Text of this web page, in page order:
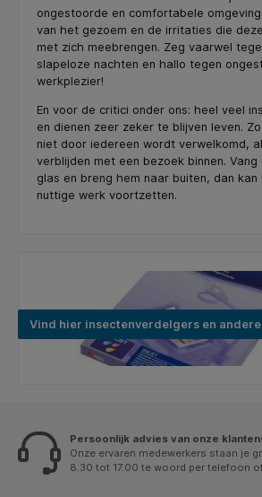
ongestoorde en comfortabele
van het gezoem en de irritaties die
met zich meebrengen. Zeg vaarwel
slapeloze nachten en hallo tegen
werkplezier!
En voor de critici onder ons: heel veel
en dienen zeer zeker te blijven leven.
niet door iedereen wordt verwelkomd,
verblijden met een bezoek binnen.
glas en breng hem naar buiten, dan kan
nuttige werk voortzetten.
Vind hier insectenverdelgers en
Persoonlijk advies van onze
Onze ervaren medewerkers staan je
8.30 tot 17.00 te woord per telefoon